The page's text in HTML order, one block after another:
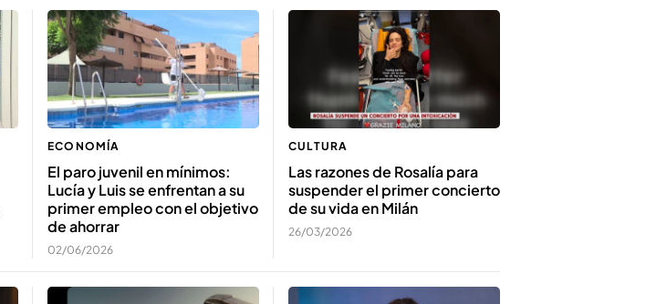
ECONOMÍA
El paro juvenil en mínimos:
Lucía y Luis se enfrentan a su
primer empleo con el objetivo
de ahorrar
02/06/2026
CULTURA
Las razones de Rosalía para
suspender el primer concierto
de su vida en Milán
26/03/2026